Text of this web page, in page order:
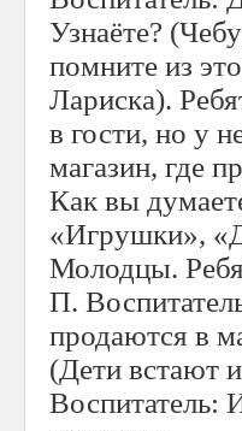
Узнаёте?
помните из
Лариска).
в гости, но у
магазин, где
Как вы
«Игрушки»,
Молодцы.
П.
продаются в
(Дети встают
Воспитатель: